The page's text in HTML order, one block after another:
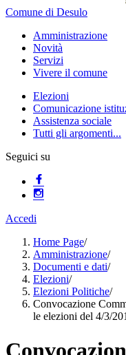
Comune di Desulo
Amministrazione
Novità
Servizi
Vivere il comune
Elezioni
Comunicazione
Assistenza sociale
Tutti gli argomenti...
Seguici su
Accedi
Home Page/
Amministrazione/
Documenti e dati/
Elezioni/
Elezioni Politiche/
Convocazione
le elezioni del 4/3/